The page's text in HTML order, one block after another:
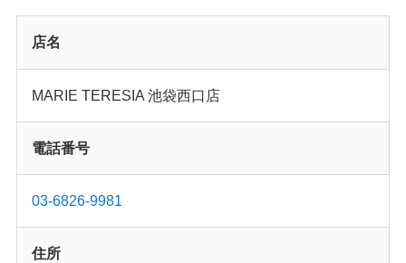
店名
MARIE TERESIA 池袋西口店
電話番号
03-6826-9981
住所